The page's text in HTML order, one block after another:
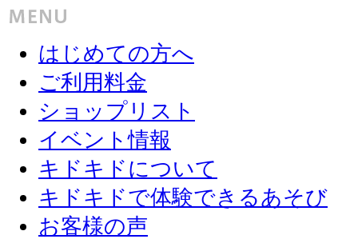
はじめての方へ
ご利用料金
ショップリスト
イベント情報
キドキドについて
キドキドで体験できるあそび
お客様の声